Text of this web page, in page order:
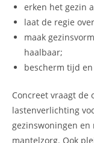
erken het gezin
laat de regie
maak
haalbaar;
bescherm tijd
Concreet vraagt de
lastenverlichting
gezinswoningen
mantelzorg. Ook